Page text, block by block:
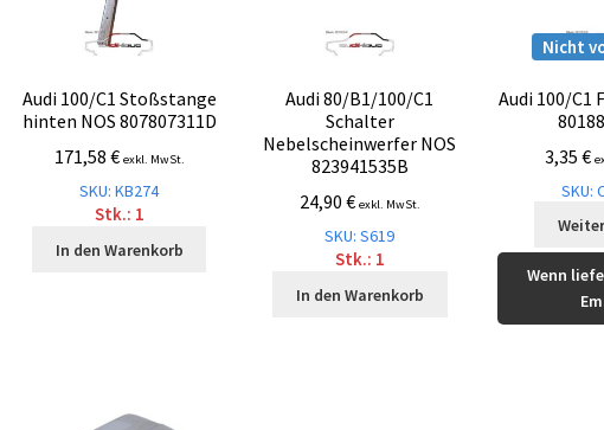
Audi 100/C1 Stoßstange
hinten NOS 807807311D
171,58 € exkl. MwSt.
SKU: KB274
Stk.: 1
In den Warenkorb
Audi 80/B1/100/C1
Schalter
Nebelscheinwerfer NOS
823941535B
24,90 € exkl. MwSt.
SKU: S619
Stk.: 1
In den Warenkorb
Nicht
Audi 100/C1
3,35€
SKU:
Wenn